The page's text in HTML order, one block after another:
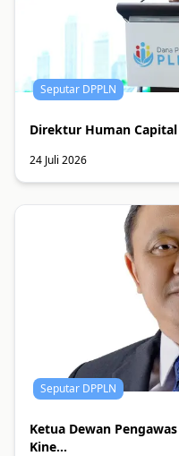
Seputar DPPLN
Direktur Human Capital
24 Juli 2026
Seputar DPPLN
Ketua Dewan
Kine...